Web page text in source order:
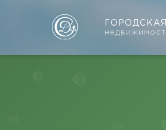
ГОРОДСКАЯ